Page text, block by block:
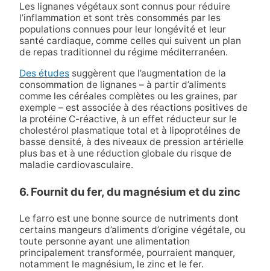
Les lignanes végétaux sont connus pour réduire
l’inflammation et sont très consommés par les
populations connues pour leur longévité et leur
santé cardiaque, comme celles qui suivent un plan
de repas traditionnel du régime méditerranéen.
Des étudessuggèrent que l’augmentation de la
consommation de lignanes – à partir d’aliments
comme les céréales complètes ou les graines, par
exemple – est associée à des réactions positives de
la protéine C-réactive, à un effet réducteur sur le
cholestérol plasmatique total et à lipoprotéines de
basse densité, à des niveaux de pression artérielle
plus bas et à une réduction globale du risque de
maladie cardiovasculaire.
6. Fournit du fer, du magnésium et du zinc
Le farro est une bonne source de nutriments dont
certains mangeurs d’aliments d’origine végétale, ou
toute personne ayant une alimentation
principalement transformée, pourraient manquer,
notamment le magnésium, le zinc et le fer.